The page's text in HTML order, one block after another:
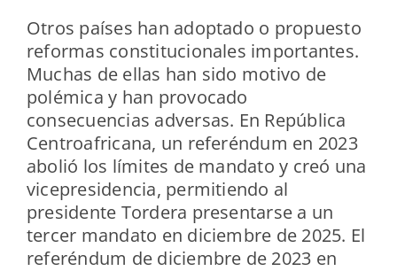
Otros países han adoptado o propuesto
reformas constitucionales importantes.
Muchas de ellas han sido motivo de
polémica y han provocado
consecuencias adversas. En República
Centroafricana, un referéndum en 2023
abolió los límites de mandato y creó una
vicepresidencia, permitiendo al
presidente Tordera presentarse a un
tercer mandato en diciembre de 2025. El
referéndum de diciembre de 2023 en